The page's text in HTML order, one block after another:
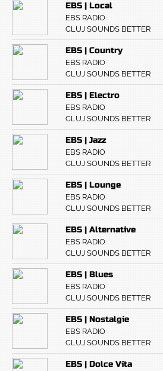
EBS | Local
EBS RADIO
CLUJ SOUNDS BETTER
EBS | Country
EBS RADIO
CLUJ SOUNDS BETTER
EBS | Electro
EBS RADIO
CLUJ SOUNDS BETTER
EBS | Jazz
EBS RADIO
CLUJ SOUNDS BETTER
EBS | Lounge
EBS RADIO
CLUJ SOUNDS BETTER
EBS | Alternative
EBS RADIO
CLUJ SOUNDS BETTER
EBS | Blues
EBS RADIO
CLUJ SOUNDS BETTER
EBS | Nostalgie
EBS RADIO
CLUJ SOUNDS BETTER
EBS | Dolce Vita